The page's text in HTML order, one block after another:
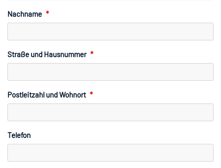
Nachname *
Straße und Hausnummer *
Postleitzahl und Wohnort *
Telefon